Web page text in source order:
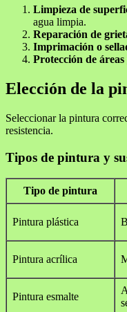
Limpieza de
agua limpia.
Reparación de
Imprimación o
Protección de áreas
Elección de la
Seleccionar la pintura
resistencia.
Tipos de pintura y
Tipo de pintura
Pintura plástica
Pintura acrílica
Pintura esmalte